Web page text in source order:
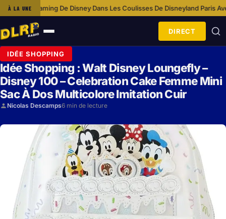
À LA UNE
Disney·Dans Les Coulisses De Disneyland Paris Avec L’équipe
Ouvrir
le
menu
DIRECT
IDÉE SHOPPING
Idée Shopping : Walt Disney Loungefly –
Disney 100 – Celebration Cake Femme Mini
Sac À Dos Multicolore Imitation Cuir
Nicolas Descamps6 min de lecture